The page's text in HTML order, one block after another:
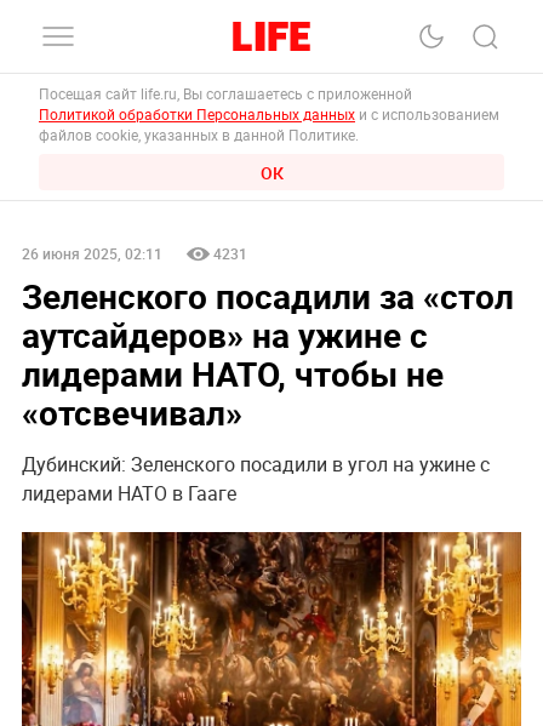
Посещая сайт life.ru, Вы соглашаетесь с приложенной
Политикой обработки Персональных данных и с использованием
файлов cookie, указанных в данной Политике.
ОК
26 июня 2025, 02:11 4231
Зеленского посадили за «стол
аутсайдеров» на ужине с
лидерами НАТО, чтобы не
«отсвечивал»
Дубинский: Зеленского посадили в угол на ужине с
лидерами НАТО в Гааге